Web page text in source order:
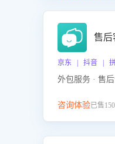
售后
京东 | 抖音 |
外包服务 · 售
咨询体验已售